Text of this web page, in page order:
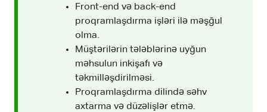
Front-end və back-end
proqramlaşdırma işləri ilə məşğul
olma.
Müştərilərin tələblərinə uyğun
məhsulun inkişafı və
təkmilləşdirilməsi.
Proqramlaşdırma dilində səhv
axtarma və düzəlişlər etmə.